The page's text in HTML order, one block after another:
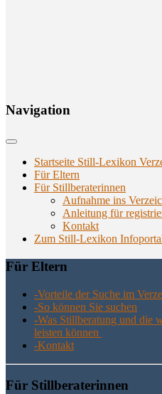
Navi­ga­ti­on
Startseite Still-Lexikon
Für Eltern
Für Stillberaterinnen
Aufnahme ins
Anlei­tung für
Kon­takt
Zum Still-Lexikon
Für Eltern
-Vor­tei­le der Suche im
-So kön­nen Sie suchen
-Was Still­be­ra­tung und die
leis­ten können
-Kon­takt
Für Still­be­ra­te­rin­nen